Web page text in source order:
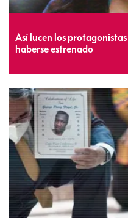
Así lucen los protagonistas
haberse estrenado